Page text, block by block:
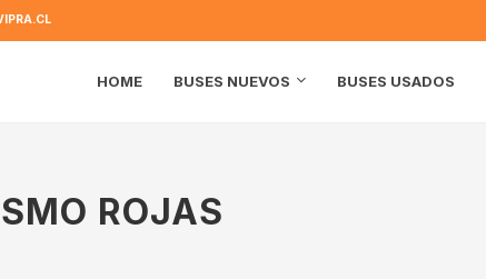
HOME BUSES NUEVOS BUSES USADOS
ROJAS